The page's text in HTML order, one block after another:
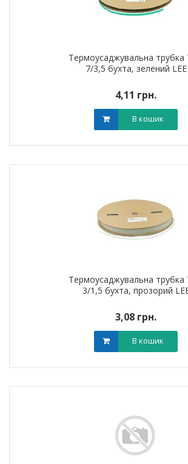
Термоусаджувальна трубка
7/3,5 бухта, зелений LEE
4,11 грн.
В кошик
Термоусаджувальна трубка
3/1,5 бухта, прозорий
3,08 грн.
В кошик